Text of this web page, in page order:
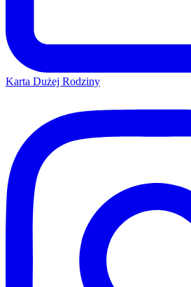
Karta Dużej Rodziny